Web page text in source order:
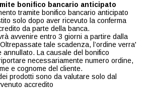
bonifico bancario anticipato
tramite bonifico bancario anticipato
solo dopo aver ricevuto la conferma
da parte della banca.
avvenire entro 3 giorni a partire dalla
tale scadenza, l’ordine verra'
annullato. La causale del bonifico
necessariamente numero ordine,
e cognome del cliente.
prodotti sono da valutare solo dal
accredito